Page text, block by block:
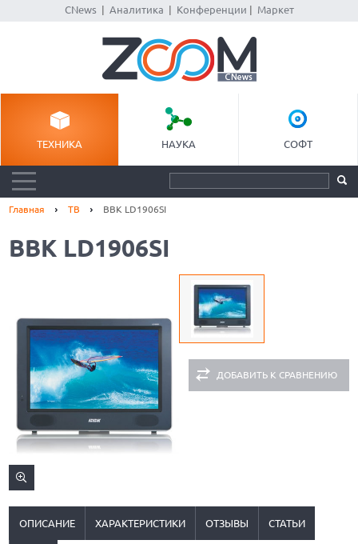
CNews| Аналитика Конференции Маркет
ТЕХНИКА НАУКА СОФТ
Главная ТВ BBK LD1906SI
BBK LD1906SI
ДОБАВИТЬ К СРАВНЕНИЮ
ОПИСАНИЕ ХАРАКТЕРИСТИКИ ОТЗЫВЫ СТАТЬИ